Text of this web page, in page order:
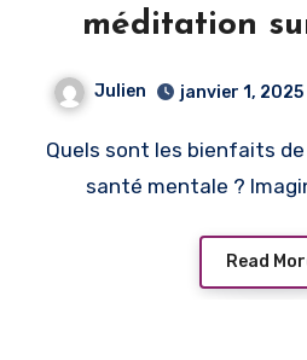
méditation
Julien janvier 1, 2025
Quels sont les bienfaits de la méditation sur la
santé mentale ?
Read